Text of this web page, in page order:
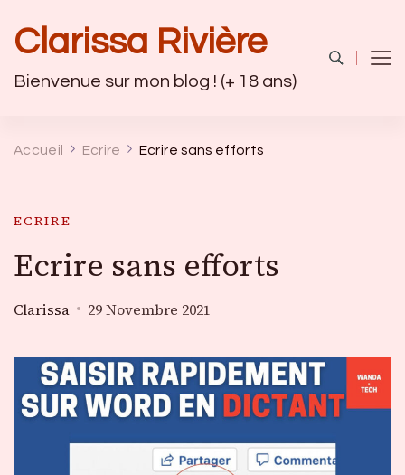
Clarissa Rivière
Bienvenue sur mon blog ! (+ 18 ans)
Accueil Ecrire Ecrire sans efforts
ECRIRE
Ecrire sans efforts
Clarissa 29 Novembre 2021